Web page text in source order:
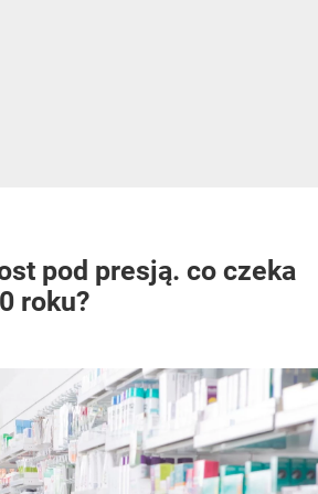
pod presją. co czeka
roku?